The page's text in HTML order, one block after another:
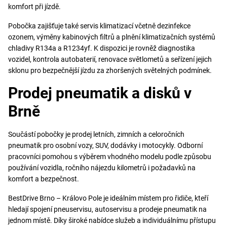
komfort při jízdě.
Pobočka zajišťuje také servis klimatizací včetně dezinfekce
ozonem, výměny kabinových filtrů a plnění klimatizačních systémů
chladivy R134a a R1234yf. K dispozici je rovněž diagnostika
vozidel, kontrola autobaterií, renovace světlometů a seřízení jejich
sklonu pro bezpečnější jízdu za zhoršených světelných podmínek.
Prodej pneumatik a disků v
Brně
Součástí pobočky je prodej letních, zimních a celoročních
pneumatik pro osobní vozy, SUV, dodávky i motocykly. Odborní
pracovníci pomohou s výběrem vhodného modelu podle způsobu
používání vozidla, ročního nájezdu kilometrů i požadavků na
komfort a bezpečnost.
BestDrive Brno – Královo Pole je ideálním místem pro řidiče, kteří
hledají spojení pneuservisu, autoservisu a prodeje pneumatik na
jednom místě. Díky široké nabídce služeb a individuálnímu přístupu